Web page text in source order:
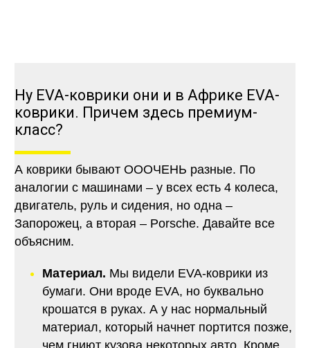
Ну EVA-коврики они и в Африке EVA-
коврики. Причем здесь премиум-
класс?
А коврики бывают ОООЧЕНЬ разные. По
аналогии с машинами – у всех есть 4 колеса,
двигатель, руль и сидения, но одна –
Запорожец, а вторая – Porsche. Давайте все
объясним.
Материал. Мы видели EVA-коврики из
бумаги. Они вроде EVA, но буквально
крошатся в руках. А у нас нормальный
материал, который начнет портится позже,
чем гниют кузова некоторых авто. Кроме